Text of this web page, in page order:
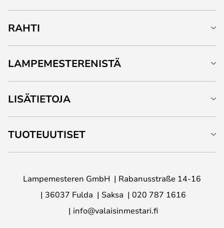
RAHTI
LAMPEMESTERENISTÄ
LISÄTIETOJA
TUOTEUUTISET
Lampemesteren GmbH
Rabanusstraße 14-16
36037 Fulda
Saksa
020 787 1616
info@valaisinmestari.fi